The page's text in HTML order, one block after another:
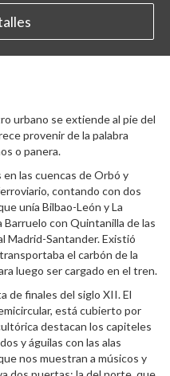
urbano se extiende al pie del
provenir de la palabra
o panera.
las cuencas de Orbó y
contando con dos
unía Bilbao-León y La
con Quintanilla de las
Madrid-Santander. Existió
el carbón de la
luego ser cargado en el tren.
de finales del siglo XII. El
está cubierto por
destacan los capiteles
y águilas con las alas
nos muestran a músicos y